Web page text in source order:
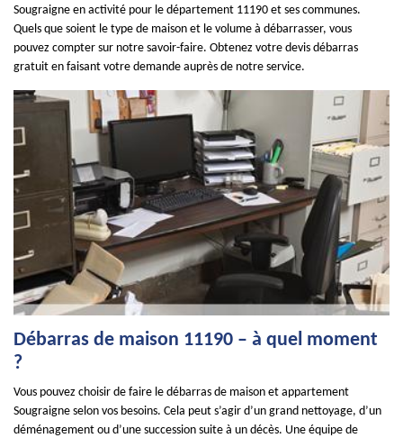
Sougraigne en activité pour le département 11190 et ses communes.
Quels que soient le type de maison et le volume à débarrasser, vous
pouvez compter sur notre savoir-faire. Obtenez votre devis débarras
gratuit en faisant votre demande auprès de notre service.
Débarras de maison 11190 – à quel moment
?
Vous pouvez choisir de faire le débarras de maison et appartement
Sougraigne selon vos besoins. Cela peut s’agir d’un grand nettoyage, d’un
déménagement ou d’une succession suite à un décès. Une équipe de